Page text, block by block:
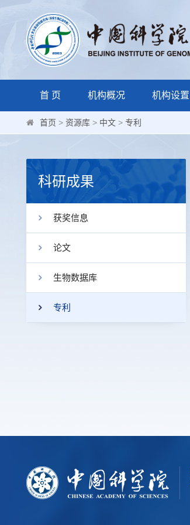
首 页 机构概况 机构设置
首页 > 资源库 > 中文 > 专利
科研成果
获奖信息
论文
生物数据库
专利